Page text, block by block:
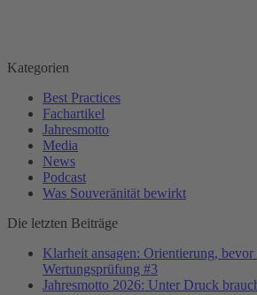
Beitragsnavigation
Kategorien
Best Practices
Fachartikel
Jahresmotto
Media
News
Podcast
Was Souveränität bewirkt
Die letzten Beiträge
Klarheit ansagen: Orientierung,
Wertungsprüfung #3
Jahresmotto 2026: Unter Druck